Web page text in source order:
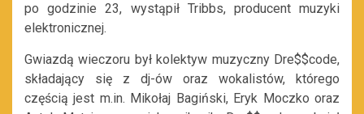
po godzinie 23, wystąpił Tribbs, producent muzyki
elektronicznej.
Gwiazdą wieczoru był kolektyw muzyczny Dre$$code,
składający się z dj-ów oraz wokalistów, którego
częścią jest m.in. Mikołaj Bagiński, Eryk Moczko oraz